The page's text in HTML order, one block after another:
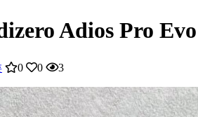
Adios Pro
0 0 3